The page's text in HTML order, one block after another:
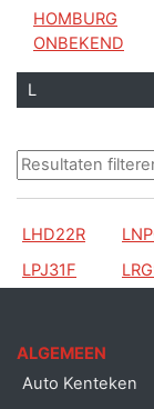
HOMBURG
ONBEKEND
L
LHD22R
LPJ31F
ALGEMEEN
Auto Kenteken